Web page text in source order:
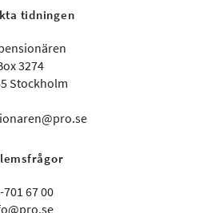
tidningen
3274
Stockholm
701 67 00